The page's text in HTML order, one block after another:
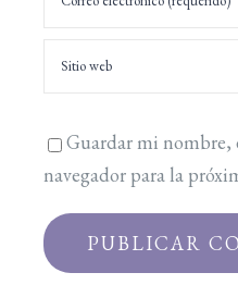
Guardar mi nombre,
navegador para la